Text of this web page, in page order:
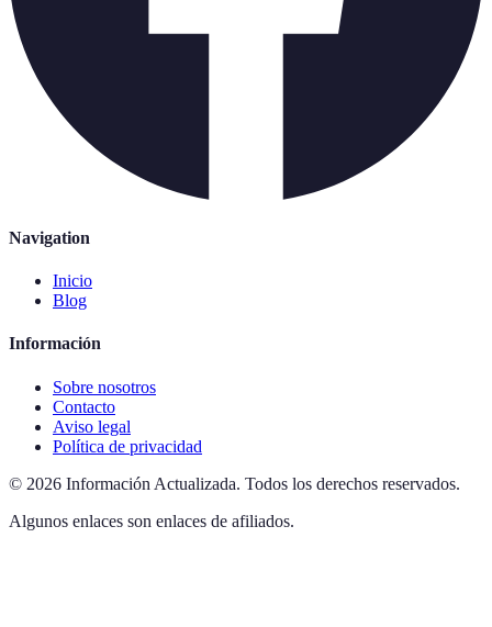
Navigation
Inicio
Blog
Información
Sobre nosotros
Contacto
Aviso legal
Política de privacidad
© 2026 Información Actualizada. Todos los derechos reservados.
Algunos enlaces son enlaces de afiliados.